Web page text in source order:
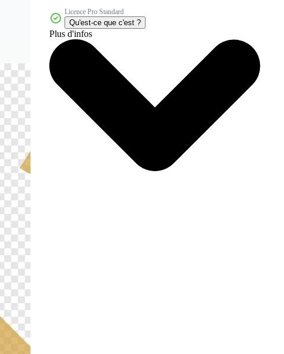
Licence Pro Standard
Qu'est-ce que c'est ?
Plus d'infos